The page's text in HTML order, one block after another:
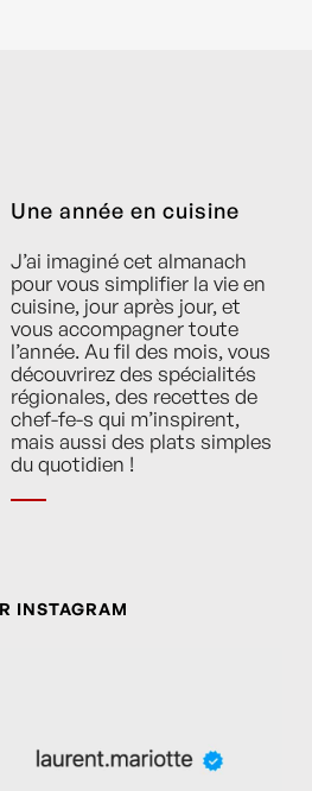
Une année en cuisine
J’ai imaginé cet almanach
pour vous simplifier la vie en
cuisine, jour après jour, et
vous accompagner toute
l’année. Au fil des mois, vous
découvrirez des spécialités
régionales, des recettes de
chef-fe-s qui m’inspirent,
mais aussi des plats simples
du quotidien !
INSTAGRAM